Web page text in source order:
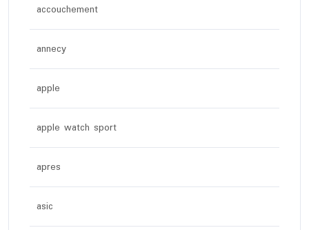
accouchement
annecy
apple
apple watch sport
apres
asic